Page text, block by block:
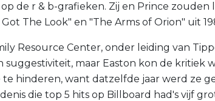
de r & b-grafieken. Zij en Prince
Got The Look" en "The Arms of Orion" uit
Resource Center, onder leiding van
suggestiviteit, maar Easton kon de kritiek
te hinderen, want datzelfde jaar werd ze
die top 5 hits op Billboard had's vijf